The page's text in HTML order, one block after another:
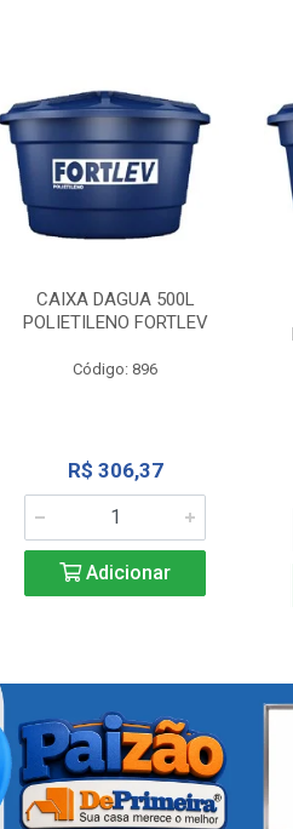
CAIXA DAGUA 500L
POLIETILENO FORTLEV
Código: 896
R$ 306,37
Adicionar